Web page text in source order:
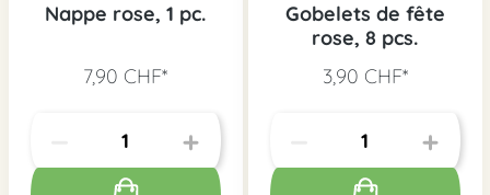
Nappe rose, 1 pc.
7,90 CHF*
Gobelets de fête
rose, 8 pcs.
3,90 CHF*